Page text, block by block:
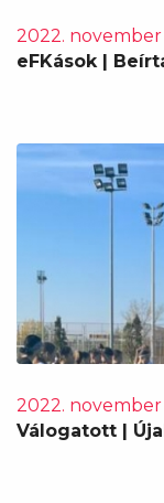
2022. november
eFKások |
2022. november
Válogatott |